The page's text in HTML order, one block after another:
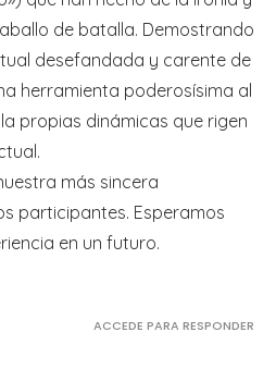
de batalla. Demostrando
desefandada y carente de
herramienta poderosísima al
propias dinámicas que rigen
más sincera
participantes. Esperamos
en un futuro.
ACCEDE PARA RESPONDER